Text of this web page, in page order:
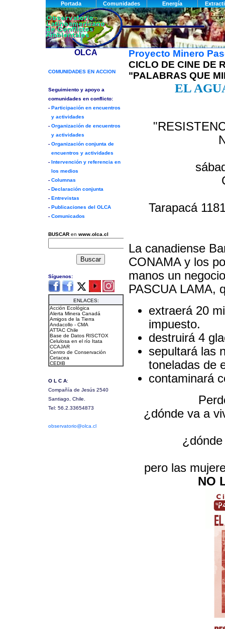
Proyecto Minero
CICLO DE CINE DE
"PALABRAS QUE
EL
Tarapacá
La canadiense
CONAMA y los
manos un
PASCUA LAMA,
extraerá 20
impuesto.
destruirá 4
sepultará las
toneladas de
contaminará
¿dónde va a
pero las
NO